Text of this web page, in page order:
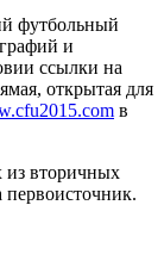
футбольный
и
ссылки на
открытая для
в
из вторичных
первоисточник.